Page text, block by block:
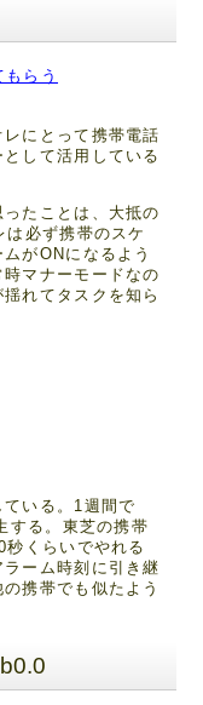
らう
にとって携帯電話
して活用している
ったことは、大抵の
必ず携帯のスケ
がONになるよう
マナーモードなの
れてタスクを知ら
いる。1週間で
する。東芝の携帯
くらいでやれる
ーム時刻に引き継
携帯でも似たよう